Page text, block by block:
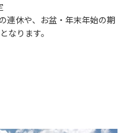
連休や、お盆・年末年始の期
なります。